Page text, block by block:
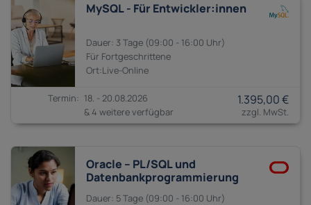
MySQL - Für Entwickler:innen
3 Tage 09:00 - 16:00
Fortgeschrittene
18. - 20.08.2026
& 4 weitere verfügbar
1.395,00 €
Oracle – PL/SQL und
Datenbankprogrammierung
5 Tage 09:00 - 16:00